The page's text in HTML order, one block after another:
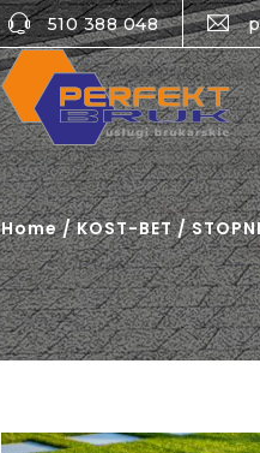
510 388 048
Home/KOST-BET/